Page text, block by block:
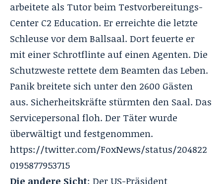
arbeitete als Tutor beim Testvorbereitungs-
Center C2 Education. Er erreichte die letzte
Schleuse vor dem Ballsaal. Dort feuerte er
mit einer Schrotflinte auf einen Agenten. Die
Schutzweste rettete dem Beamten das Leben.
Panik breitete sich unter den 2600 Gästen
aus. Sicherheitskräfte stürmten den Saal. Das
Servicepersonal floh. Der Täter wurde
überwältigt und festgenommen.
https://twitter.com/FoxNews/status/204822
0195877953715
Die andere Sicht: Der US-Präsident